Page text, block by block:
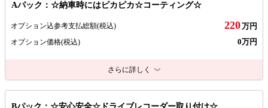
Aパック：☆納車時にはピカピカ☆コーティング☆
オプション込参考支払総額(税込) 220万円
オプション価格(税込) 0万円
さらに詳しく